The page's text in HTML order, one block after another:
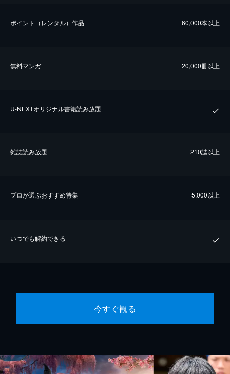
ポイント（レンタル）作品 60,000本以上
無料マンガ 20,000冊以上
U-NEXTオリジナル書籍読み放題
雑誌読み放題 210誌以上
プロが選ぶおすすめ特集 5,000以上
いつでも解約できる
今すぐ観る